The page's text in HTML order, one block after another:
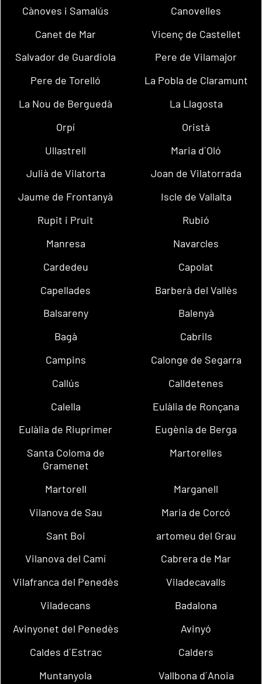
Cànoves i Samalús
Canovelles
Canet de Mar
Vicenç de Castellet
Salvador de Guardiola
Pere de Vilamajor
Pere de Torelló
La Pobla de Claramunt
La Nou de Berguedà
La Llagosta
Orpí
Oristà
Ullastrell
Maria d´Oló
Julià de Vilatorta
Joan de Vilatorrada
Jaume de Frontanyà
Iscle de Vallalta
Rupit i Pruit
Rubió
Manresa
Navarcles
Cardedeu
Capolat
Capellades
Barberà del Vallès
Balsareny
Balenyà
Bagà
Cabrils
Campins
Calonge de Segarra
Callús
Calldetenes
Calella
Eulàlia de Ronçana
Eulàlia de Riuprimer
Eugènia de Berga
Santa Coloma de
Gramenet
Martorelles
Martorell
Marganell
Vilanova de Sau
Maria de Corcó
Sant Boi
artomeu del Grau
Vilanova del Camí
Cabrera de Mar
Vilafranca del Penedès
Viladecavalls
Viladecans
Badalona
Avinyonet del Penedès
Avinyó
Caldes d´Estrac
Calders
Muntanyola
Vallbona d´Anoia